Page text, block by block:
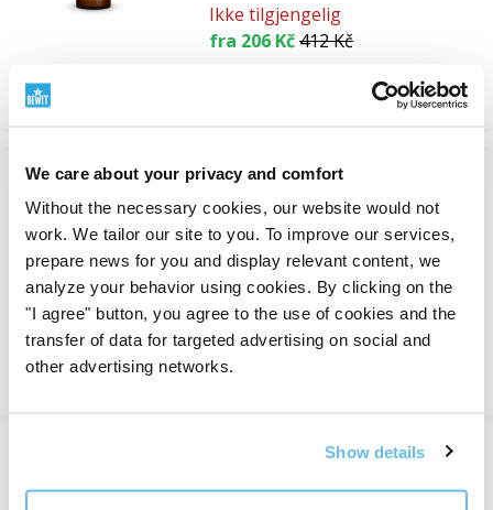
We care about your privacy and comfort
Without the necessary cookies, our website would not
work. We tailor our site to you. To improve our services,
prepare news for you and display relevant content, we
analyze your behavior using cookies. By clicking on the
"I agree" button, you agree to the use of cookies and the
transfer of data for targeted advertising on social and
other advertising networks.
Show details
Ikke tilgjengelig
fra 206 Kč412 Kč
PRAWTEIN Carbon Elixir
Eliksir av ungdom og vitalitet
(Carbon Elixir)
På lager
2 627 Kč
Se
Sett 1 til 4 fra 4 registreringer